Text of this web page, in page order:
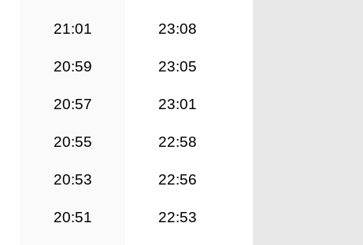
21:01 23:08
20:59 23:05
20:57 23:01
20:55 22:58
20:53 22:56
20:51 22:53